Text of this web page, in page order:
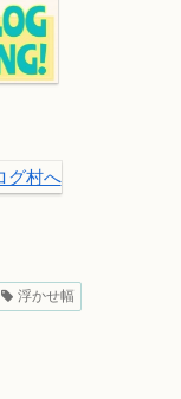
浮かせ幅